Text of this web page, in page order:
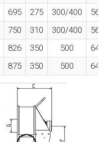
695 275 300/400
750 310 300/400
826 350 500
875 350 500